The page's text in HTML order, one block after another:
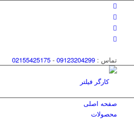
تماس : 09123204299
-
02155425175
صفحه اصلی
محصولات